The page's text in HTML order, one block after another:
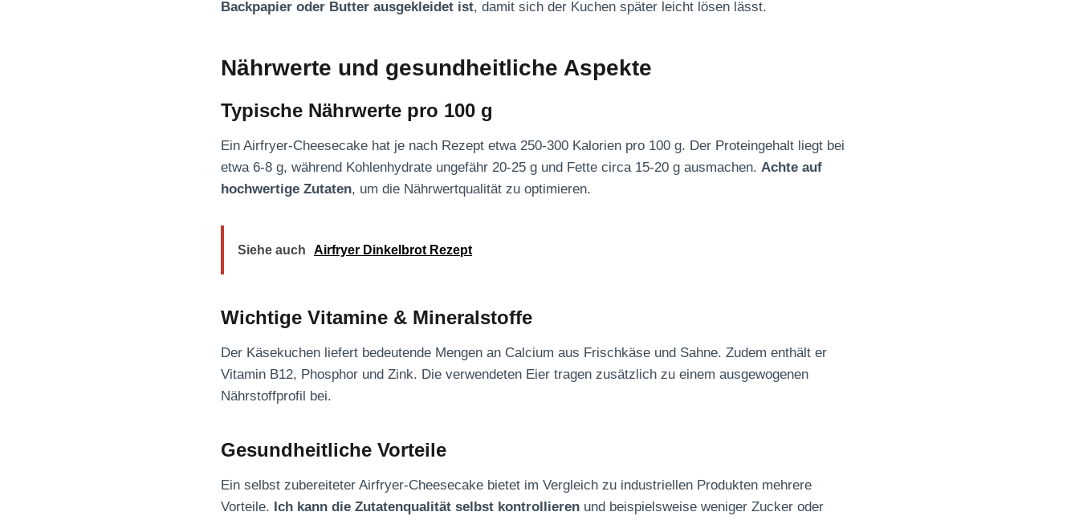
Backpapier oder Butter ausgekleidet ist, damit sich der Kuchen später leicht lösen lässt.
Nährwerte und gesundheitliche Aspekte
Typische Nährwerte pro 100 g
Ein Airfryer-Cheesecake hat je nach Rezept etwa 250-300 Kalorien pro 100 g. Der Proteingehalt liegt bei
etwa 6-8 g, während Kohlenhydrate ungefähr 20-25 g und Fette circa 15-20 g ausmachen. Achte auf
hochwertige Zutaten, um die Nährwertqualität zu optimieren.
Siehe auch Airfryer Dinkelbrot Rezept
Wichtige Vitamine & Mineralstoffe
Der Käsekuchen liefert bedeutende Mengen an Calcium aus Frischkäse und Sahne. Zudem enthält er
Vitamin B12, Phosphor und Zink. Die verwendeten Eier tragen zusätzlich zu einem ausgewogenen
Nährstoffprofil bei.
Gesundheitliche Vorteile
Ein selbst zubereiteter Airfryer-Cheesecake bietet im Vergleich zu industriellen Produkten mehrere
Vorteile. Ich kann die Zutatenqualität selbst kontrollieren und beispielsweise weniger Zucker oder